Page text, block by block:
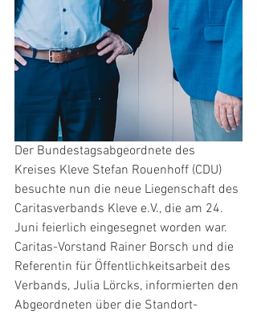
Der Bundestagsabgeordnete des
Kreises Kleve Stefan Rouenhoff (CDU)
besuchte nun die neue Liegenschaft des
Caritasverbands Kleve e.V., die am 24.
Juni feierlich eingesegnet worden war.
Caritas-Vorstand Rainer Borsch und die
Referentin für Öffentlichkeitsarbeit des
Verbands, Julia Lörcks, informierten den
Abgeordneten über die Standort-